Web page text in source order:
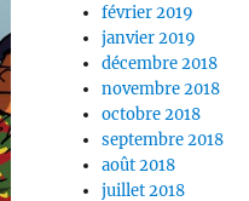
février 2019
janvier 2019
décembre 2018
novembre 2018
octobre 2018
septembre 2018
août 2018
juillet 2018